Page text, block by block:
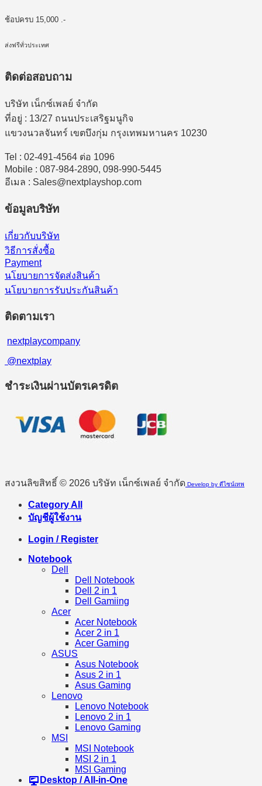
ช้อปครบ 15,000 .-
ส่งฟรีทั่วประเทศ
ติดต่อสอบถาม
บริษัท เน็กซ์เพลย์ จำกัด
ที่อยู่ : 13/27 ถนนประเสริฐมนูกิจ
แขวงนวลจันทร์ เขตบึงกุ่ม กรุงเทพมหานคร 10230
Tel : 02-491-4564 ต่อ 1096
Mobile : 087-984-2890, 098-990-5445
อีเมล : Sales@nextplayshop.com
ข้อมูลบริษัท
เกี่ยวกับบริษัท
วิธีการสั่งซื้อ
Payment
นโยบายการจัดส่งสินค้า
นโยบายการรับประกันสินค้า
ติดตามเรา
nextplaycompany
@nextplay
ชำระเงินผ่านบัตรเครดิต
สงวนลิขสิทธิ์ © 2026 บริษัท เน็กซ์เพลย์ จำกัด Develop by ดีไซน์เทพ
Category All
บัญชีผู้ใช้งาน
Login / Register
Notebook
Dell
Dell Notebook
Dell 2 in 1
Dell Gamiing
Acer
Acer Notebook
Acer 2 in 1
Acer Gaming
ASUS
Asus Notebook
Asus 2 in 1
Asus Gaming
Lenovo
Lenovo Notebook
Lenovo 2 in 1
Lenovo Gaming
MSI
MSI Notebook
MSI 2 in 1
MSI Gaming
Desktop / All-in-One